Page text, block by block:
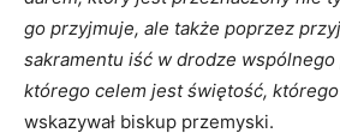
go przyjmuje, ale także poprzez
sakramentu iść w drodze
którego celem jest świętość,
wskazywał biskup przemyski.